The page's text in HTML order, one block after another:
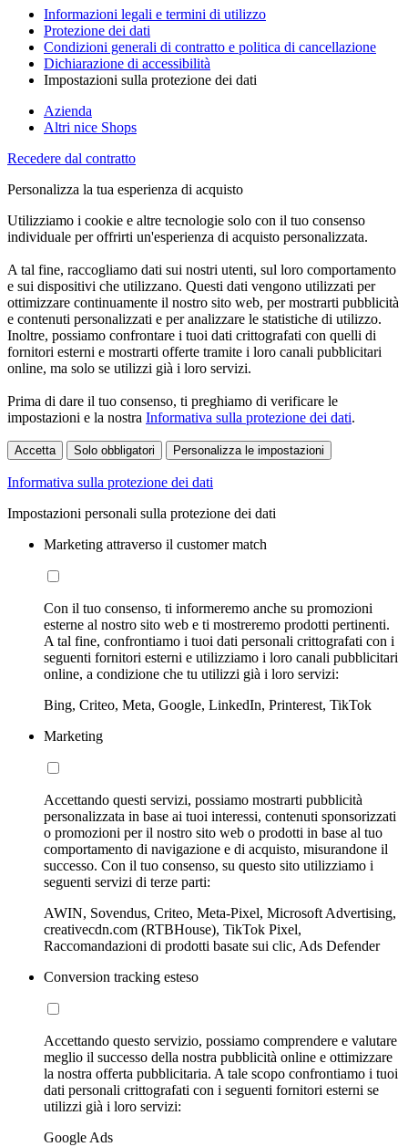
Informazioni legali e termini di utilizzo
Protezione dei dati
Condizioni generali di contratto e politica di cancellazione
Dichiarazione di accessibilità
Impostazioni sulla protezione dei dati
Azienda
Altri nice Shops
Recedere dal contratto
Personalizza la tua esperienza di acquisto
Utilizziamo i cookie e altre tecnologie solo con il tuo consenso
individuale per offrirti un'esperienza di acquisto personalizzata.
A tal fine, raccogliamo dati sui nostri utenti, sul loro comportamento
e sui dispositivi che utilizzano. Questi dati vengono utilizzati per
ottimizzare continuamente il nostro sito web, per mostrarti pubblicità
e contenuti personalizzati e per analizzare le statistiche di utilizzo.
Inoltre, possiamo confrontare i tuoi dati crittografati con quelli di
fornitori esterni e mostrarti offerte tramite i loro canali pubblicitari
online, ma solo se utilizzi già i loro servizi.
Prima di dare il tuo consenso, ti preghiamo di verificare le
impostazioni e la nostra Informativa sulla protezione dei dati.
Accetta Solo obbligatori Personalizza le impostazioni
Informativa sulla protezione dei dati
Impostazioni personali sulla protezione dei dati
Marketing attraverso il customer match
Con il tuo consenso, ti informeremo anche su promozioni
esterne al nostro sito web e ti mostreremo prodotti pertinenti.
A tal fine, confrontiamo i tuoi dati personali crittografati con i
seguenti fornitori esterni e utilizziamo i loro canali pubblicitari
online, a condizione che tu utilizzi già i loro servizi:
Bing, Criteo, Meta, Google, LinkedIn, Printerest, TikTok
Marketing
Accettando questi servizi, possiamo mostrarti pubblicità
personalizzata in base ai tuoi interessi, contenuti sponsorizzati
o promozioni per il nostro sito web o prodotti in base al tuo
comportamento di navigazione e di acquisto, misurandone il
successo. Con il tuo consenso, su questo sito utilizziamo i
seguenti servizi di terze parti:
AWIN, Sovendus, Criteo, Meta-Pixel, Microsoft Advertising,
creativecdn.com (RTBHouse), TikTok Pixel,
Raccomandazioni di prodotti basate sui clic, Ads Defender
Conversion tracking esteso
Accettando questo servizio, possiamo comprendere e valutare
meglio il successo della nostra pubblicità online e ottimizzare
la nostra offerta pubblicitaria. A tale scopo confrontiamo i tuoi
dati personali crittografati con i seguenti fornitori esterni se
utilizzi già i loro servizi:
Google Ads